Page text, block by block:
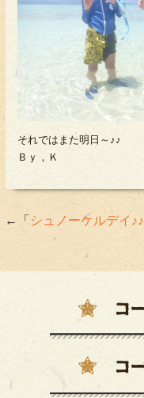
それではまた明日～♪♪
Ｂｙ，Ｋ
←「 シュノーケルデイ♪♪